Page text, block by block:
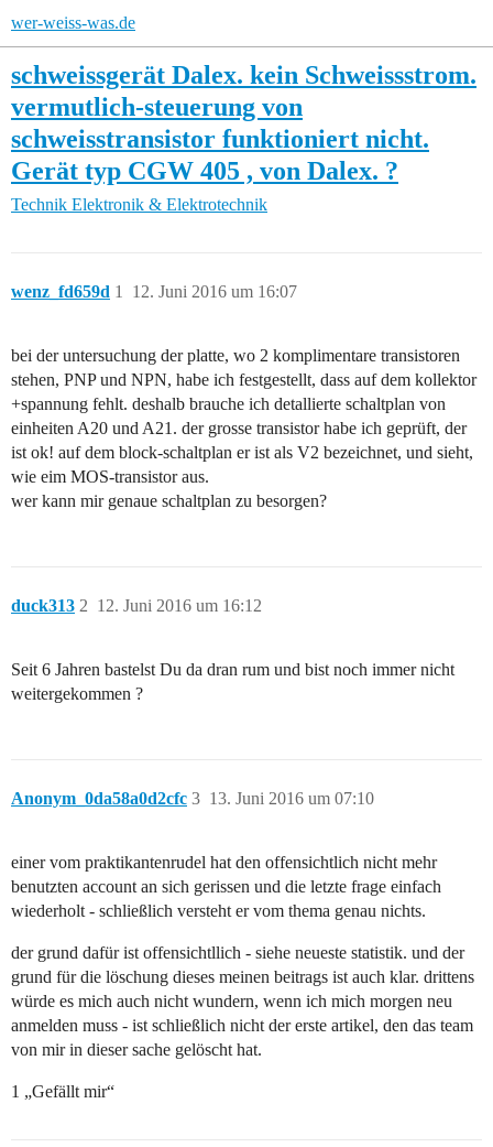
wer-weiss-was.de
schweissgerät Dalex. kein Schweissstrom.
vermutlich-steuerung von
schweisstransistor funktioniert nicht.
Gerät typ CGW 405 , von Dalex. ?
Technik Elektronik & Elektrotechnik
wenz_fd659d 12. Juni 2016 um 16:07
1
bei der untersuchung der platte, wo 2 komplimentare transistoren
stehen, PNP und NPN, habe ich festgestellt, dass auf dem kollektor
+spannung fehlt. deshalb brauche ich detallierte schaltplan von
einheiten A20 und A21. der grosse transistor habe ich geprüft, der
ist ok! auf dem block-schaltplan er ist als V2 bezeichnet, und sieht,
wie eim MOS-transistor aus.
wer kann mir genaue schaltplan zu besorgen?
duck313 12. Juni 2016 um 16:12
2
Seit 6 Jahren bastelst Du da dran rum und bist noch immer nicht
weitergekommen ?
Anonym_0da58a0d2cfc 13. Juni 2016 um 07:10
3
einer vom praktikantenrudel hat den offensichtlich nicht mehr
benutzten account an sich gerissen und die letzte frage einfach
wiederholt - schließlich versteht er vom thema genau nichts.
der grund dafür ist offensichtllich - siehe neueste statistik. und der
grund für die löschung dieses meinen beitrags ist auch klar. drittens
würde es mich auch nicht wundern, wenn ich mich morgen neu
anmelden muss - ist schließlich nicht der erste artikel, den das team
von mir in dieser sache gelöscht hat.
1 „Gefällt mir“